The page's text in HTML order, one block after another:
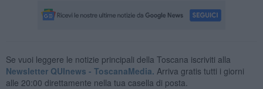
Se vuoi leggere le notizie principali della Toscana iscriviti alla
Newsletter QUInews - ToscanaMedia. Arriva gratis tutti i giorni
alle 20:00 direttamente nella tua casella di posta.